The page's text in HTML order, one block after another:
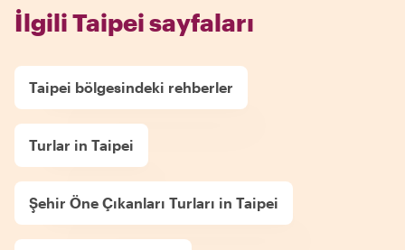
İlgili Taipei sayfaları
Taipei bölgesindeki rehberler
Turlar in Taipei
Şehir Öne Çıkanları Turları in Taipei